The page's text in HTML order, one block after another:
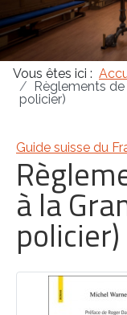
Vous êtes ici :
Règlements
policier)
Guide suisse du
à la
policier)
Masonica 47
Masonica 46